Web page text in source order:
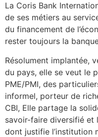
La Coris Bank
de ses métiers au
du financement de
rester toujours la
Résolument implantée,
du pays, elle se veut le
PME/PMI, des
informel, porteur de
CBI, Elle partage la
savoir-faire diversifié et
dont justifie l’institution